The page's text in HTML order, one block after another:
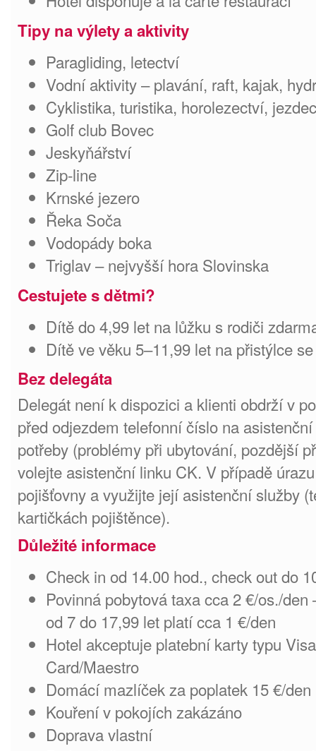
Tipy na výlety a aktivity
Paragliding, letectví
Vodní aktivity – plavání, raft, kajak,
Cyklistika, turistika, horolezectví,
Golf club Bovec
Jeskyňářství
Zip-line
Krnské jezero
Řeka Soča
Vodopády boka
Triglav – nejvyšší hora Slovinska
Cestujete s dětmi?
Dítě do 4,99 let na lůžku s rodiči
Dítě ve věku 5–11,99 let na přistýlce
Bez delegáta
Delegát není k dispozici a klienti obdrží v
před odjezdem telefonní číslo na
potřeby (problémy při ubytování, pozdější
volejte asistenční linku CK. V případě
pojišťovny a využijte její asistenční služby
kartičkách pojištěnce).
Důležité informace
Check in od 14.00 hod., check out do
Povinná pobytová taxa cca 2 €/os./
od 7 do 17,99 let platí cca 1 €/den
Hotel akceptuje platební karty typu
Card/Maestro
Domácí mazlíček za poplatek 15 €/
Kouření v pokojích zakázáno
Doprava vlastní